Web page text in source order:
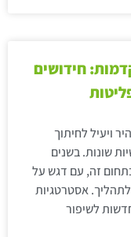
חידושים
ויעיל לחיתוך
שונות. בשנים
זה, עם דגש על
אסטרטגיות
לשיפור